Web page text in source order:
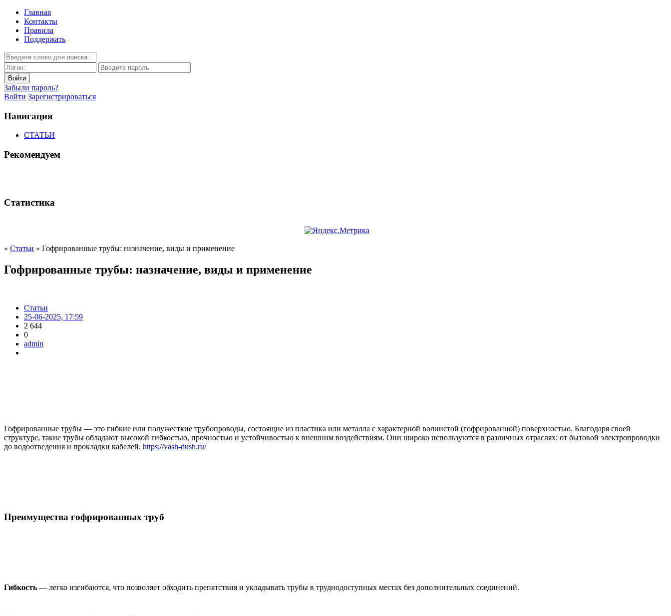
Главная
Контакты
Правила
Поддержать
Забыли пароль?
Войти Зарегистрироваться
Навигация
СТАТЬИ
Рекомендуем
Статистика
» Статьи » Гофрированные трубы: назначение, виды и применение
Гофрированные трубы: назначение, виды и применение
Статьи
25-06-2025, 17:59
2 644
0
admin
Гофрированные трубы — это гибкие или полужесткие трубопроводы, состоящие из пластика или металла с характерной волнистой (гофрированной) поверхностью. Благодаря своей
структуре, такие трубы обладают высокой гибкостью, прочностью и устойчивостью к внешним воздействиям. Они широко используются в различных отраслях: от бытовой электропроводки
до водоотведения и прокладки кабелей. https://vash-dush.ru/
Преимущества гофрированных труб
Гибкость — легко изгибаются, что позволяет обходить препятствия и укладывать трубы в труднодоступных местах без дополнительных соединений.